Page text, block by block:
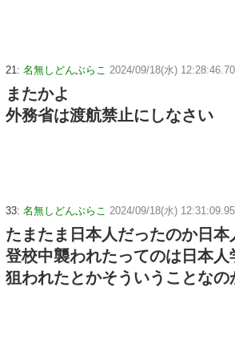
21: 名無しどんぶらこ 2024/09/18(水)
またかよ
外務省は渡航禁止にしなさい
33: 名無しどんぶらこ 2024/09/18(水)
たまたま日本人だったのか日本
登校中襲われたってのは日本人
狙われたとかそういうことなの